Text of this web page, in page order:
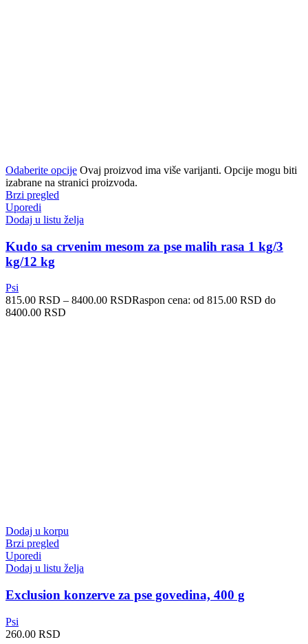
Odaberite opcije Ovaj proizvod ima više varijanti. Opcije mogu biti
izabrane na stranici proizvoda.
Brzi pregled
Uporedi
Dodaj u listu želja
Kudo sa crvenim mesom za pse malih rasa 1 kg/3
kg/12 kg
Psi
815.00 RSD – 8400.00 RSDRaspon cena: od 815.00 RSD do
8400.00 RSD
Dodaj u korpu
Brzi pregled
Uporedi
Dodaj u listu želja
Exclusion konzerve za pse govedina, 400 g
Psi
260.00 RSD